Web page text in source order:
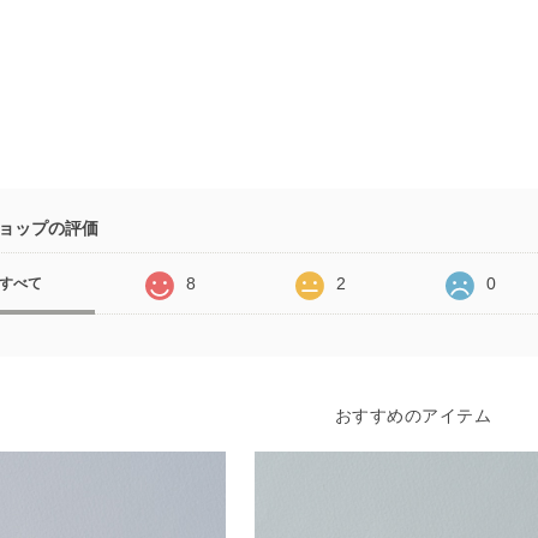
ップの評価
べて 8 2 0
おすすめのアイテム